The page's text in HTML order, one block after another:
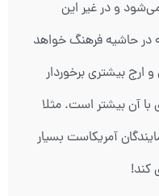
و در غیر این
در حاشیه فرهنگ خواهد
بیشتری برخوردار
با آن بیشتر است. مثلا
آمریکاست بسیار
کند!